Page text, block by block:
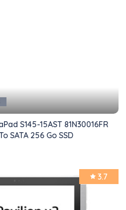
S145-15AST 81N30016FR
SATA 256 Go SSD
3.7